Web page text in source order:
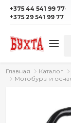
+375 44 541 99 77·
+375 29 541 99 77
Главная Каталог
Мотобуры и